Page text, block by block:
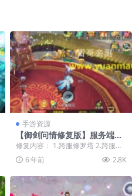
手游资源
【御剑问情修复版】服务端
+运营后台+教程
修复内容： 1.跨服修罗塔 2.跨服团
战 3.跨服BOSS 4.跨服组队本 5....
6 年前 2.8K